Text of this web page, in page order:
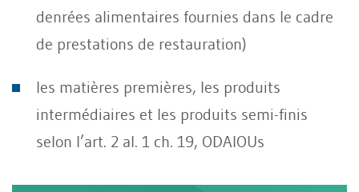
denrées alimentaires fournies dans le cadre
de prestations de restauration)
les matières premières, les produits
intermédiaires et les produits semi-finis
selon l’art. 2 al. 1 ch. 19, ODAlOUs